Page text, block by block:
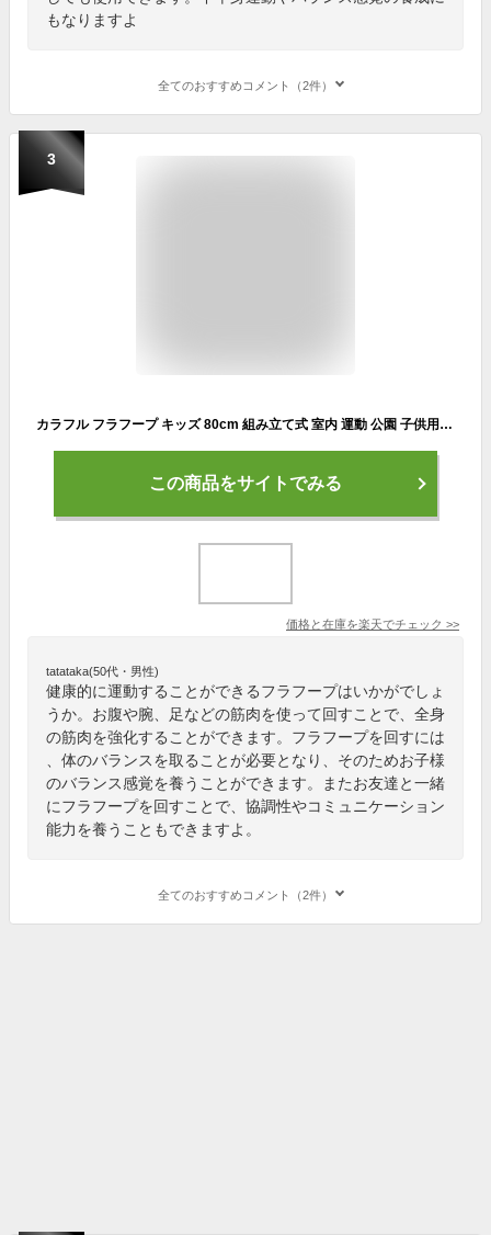
もなりますよ
全てのおすすめコメント（2件）
3
カラフル フラフープ キッズ 80cm 組み立て式 室内 運動 公園 子供用 大人用 子ども会 子供会 子供 外遊び おもちゃ ダイエット お祭り問屋 ステイホーム 新生活
この商品をサイトでみる
価格と在庫を楽天でチェック >>
tatataka(50代・男性)
健康的に運動することができるフラフープはいかがでしょ
うか。お腹や腕、足などの筋肉を使って回すことで、全身
の筋肉を強化することができます。フラフープを回すには
、体のバランスを取ることが必要となり、そのためお子様
のバランス感覚を養うことができます。またお友達と一緒
にフラフープを回すことで、協調性やコミュニケーション
能力を養うこともできますよ。
全てのおすすめコメント（2件）